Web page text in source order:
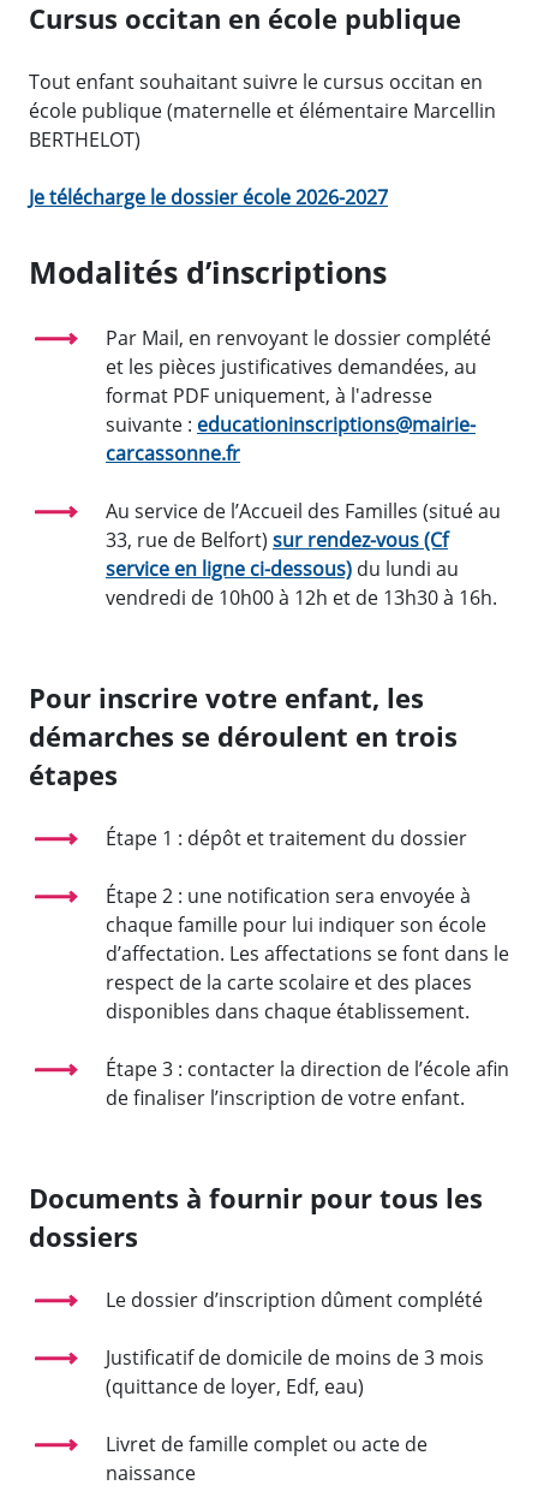
Cursus occitan en école publique
Tout enfant souhaitant suivre le cursus occitan en
école publique (maternelle et élémentaire Marcellin
BERTHELOT)
Je télécharge le dossier école 2026-2027
Modalités d’inscriptions
Par Mail, en renvoyant le dossier complété
et les pièces justificatives demandées, au
format PDF uniquement, à l'adresse
suivante : educationinscriptions@mairie-
carcassonne.fr
Au service de l’Accueil des Familles (situé au
33, rue de Belfort) sur rendez-vous (Cf
service en ligne ci-dessous) du lundi au
vendredi de 10h00 à 12h et de 13h30 à 16h.
Pour inscrire votre enfant, les
démarches se déroulent en trois
étapes
Étape 1 : dépôt et traitement du dossier
Étape 2 : une notification sera envoyée à
chaque famille pour lui indiquer son école
d’affectation. Les affectations se font dans le
respect de la carte scolaire et des places
disponibles dans chaque établissement.
Étape 3 : contacter la direction de l’école afin
de finaliser l’inscription de votre enfant.
Documents à fournir pour tous les
dossiers
Le dossier d’inscription dûment complété
Justificatif de domicile de moins de 3 mois
(quittance de loyer, Edf, eau)
Livret de famille complet ou acte de
naissance